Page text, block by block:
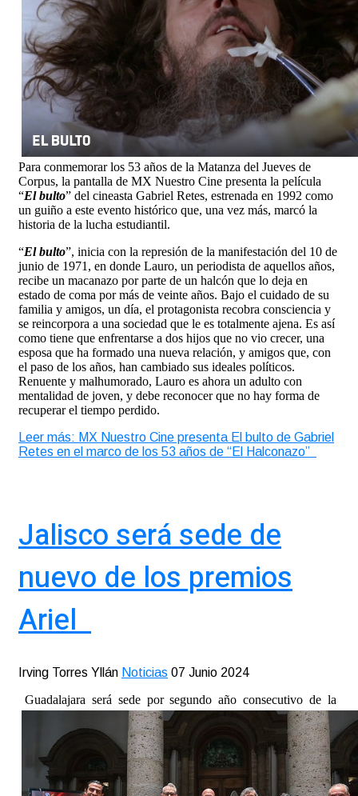
Para conmemorar los 53 años de la Matanza del Jueves de
Corpus, la pantalla de MX Nuestro Cine presenta la película
“El bulto” del cineasta Gabriel Retes, estrenada en 1992 como
un guiño a este evento histórico que, una vez más, marcó la
historia de la lucha estudiantil.
“El bulto”, inicia con la represión de la manifestación del 10 de
junio de 1971, en donde Lauro, un periodista de aquellos años,
recibe un macanazo por parte de un halcón que lo deja en
estado de coma por más de veinte años. Bajo el cuidado de su
familia y amigos, un día, el protagonista recobra consciencia y
se reincorpora a una sociedad que le es totalmente ajena. Es así
como tiene que enfrentarse a dos hijos que no vio crecer, una
esposa que ha formado una nueva relación, y amigos que, con
el paso de los años, han cambiado sus ideales políticos.
Renuente y malhumorado, Lauro es ahora un adulto con
mentalidad de joven, y debe reconocer que no hay forma de
recuperar el tiempo perdido.
Leer más: MX Nuestro Cine presenta El bulto de Gabriel
Retes en el marco de los 53 años de “El Halconazo”
Jalisco será sede de
nuevo de los premios
Ariel
Irving Torres Yllán Noticias 07 Junio 2024
Guadalajara será sede por segundo año consecutivo de la